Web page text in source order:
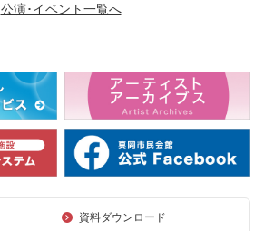
公演･イベント一覧へ
資料ダウンロード